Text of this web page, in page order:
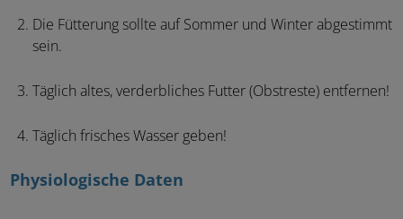
Die Fütterung sollte auf Sommer und Winter abgestimmt
sein.
Täglich altes, verderbliches Futter (Obstreste) entfernen!
Täglich frisches Wasser geben!
Physiologische Daten